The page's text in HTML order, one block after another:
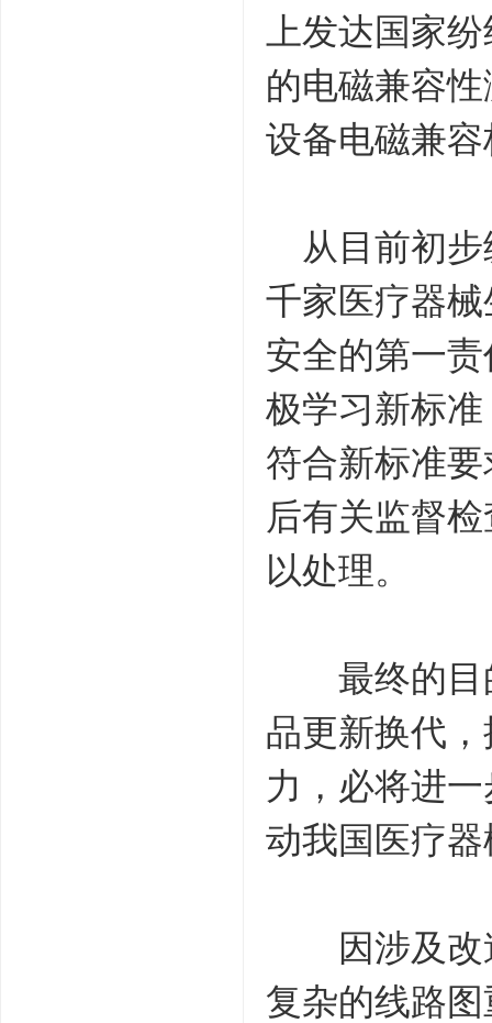
上发达国家
的电磁兼容
设备电磁兼
从目前初步
千家医疗器
安全的第一
极学习新标
符合新标准
后有关监督
以处理。
最终的目的
品更新换代
力，必将进
动我国医疗
因涉及改造
复杂的线路